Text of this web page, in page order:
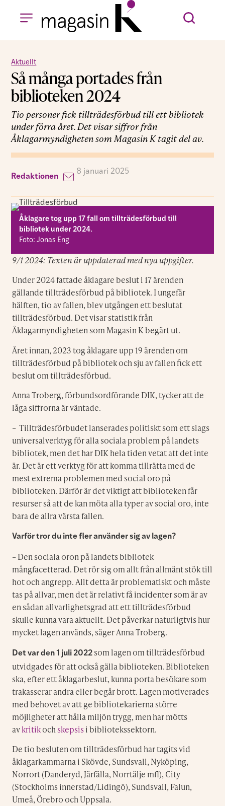
Aktuellt
Så många portades från
biblioteken 2024
Tio personer fick tillträdesförbud till ett bibliotek
under förra året. Det visar siffror från
Åklagarmyndigheten som Magasin K tagit del av.
Redaktionen
8 januari 2025
Åklagare tog upp 17 fall om tillträdesförbud till
bibliotek under 2024.
Foto: Jonas Eng
9/1 2024: Texten är uppdaterad med nya uppgifter.
Under 2024 fattade åklagare beslut i 17 ärenden
gällande tillträdesförbud på bibliotek. I ungefär
hälften, tio av fallen, blev utgången ett beslutat
tillträdesförbud. Det visar statistik från
Åklagarmyndigheten som Magasin K begärt ut.
Året innan, 2023 tog åklagare upp 19 ärenden om
tillträdesförbud på bibliotek och sju av fallen fick ett
beslut om tillträdesförbud.
Anna Troberg, förbundsordförande DIK, tycker att de
låga siffrorna är väntade.
– Tillträdesförbudet lanserades politiskt som ett slags
universalverktyg för alla sociala problem på landets
bibliotek, men det har DIK hela tiden vetat att det inte
är. Det är ett verktyg för att komma tillrätta med de
mest extrema problemen med social oro på
biblioteken. Därför är det viktigt att biblioteken får
resurser så att de kan möta alla typer av social oro, inte
bara de allra värsta fallen.
Varför tror du inte fler använder sig av lagen?
– Den sociala oron på landets bibliotek
mångfacetterad. Det rör sig om allt från allmänt stök till
hot och angrepp. Allt detta är problematiskt och måste
tas på allvar, men det är relativt få incidenter som är av
en sådan allvarlighetsgrad att ett tillträdesförbud
skulle kunna vara aktuellt. Det påverkar naturligtvis hur
mycket lagen används, säger Anna Troberg.
Det var den 1 juli 2022 som lagen om tillträdesförbud
utvidgades för att också gälla biblioteken. Biblioteken
ska, efter ett åklagarbeslut, kunna porta besökare som
trakasserar andra eller begår brott. Lagen motiverades
med behovet av att ge bibliotekarierna större
möjligheter att hålla miljön trygg, men har mötts
avkritikochskepsisi bibliotekssektorn.
De tio besluten om tillträdesförbud har tagits vid
åklagarkammarna i Skövde, Sundsvall, Nyköping,
Norrort (Danderyd, Järfälla, Norrtälje mfl), City
(Stockholms innerstad/Lidingö), Sundsvall, Falun,
Umeå, Örebro och Uppsala.